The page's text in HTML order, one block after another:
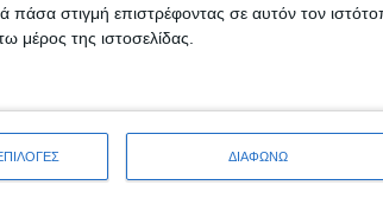
στιγμή επιστρέφοντας σε αυτόν τον
μέρος της ιστοσελίδας.
ΔΙΑΦΩΝΩ
χτίζοντας σχέσεις εμπιστοσύνης τόσο
είτε διαθέτεις ήδη εμπειρία, στη